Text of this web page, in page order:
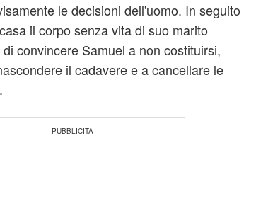
le decisioni dell'uomo. In seguito
il corpo senza vita di suo marito
convincere Samuel a non costituirsi,
il cadavere e a cancellare le